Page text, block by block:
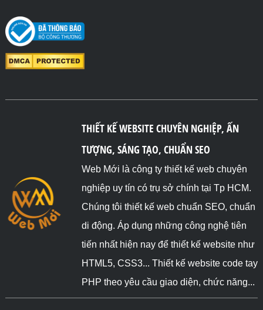
THIẾT KẾ WEBSITE CHUYÊN NGHIỆP, ẤN
TƯỢNG, SÁNG TẠO, CHUẨN SEO
Web Mới là công ty thiết kế web chuyên
nghiệp uy tín có trụ sở chính tại Tp HCM.
Chúng tôi thiết kế web chuẩn SEO, chuẩn
di động. Áp dụng những công nghệ tiên
tiến nhất hiện nay để thiết kế website như
HTML5, CSS3... Thiết kế website code tay
PHP theo yêu cầu giao diện, chức năng...